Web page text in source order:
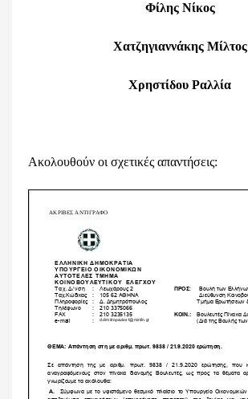
Φίλης Νίκος
Χατζηγιαννάκης Μίλτος
Χρηστίδου Ραλλία
Ακολουθούν οι σχετικές απαντήσεις: